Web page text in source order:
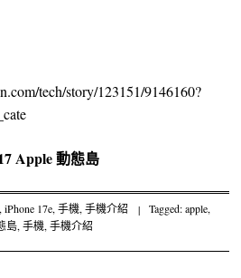
tech/story/123151/9146160?
Apple動態島
,iPhone 17e,手機,手機介紹 | Tagged:apple,
島,手機,手機介紹